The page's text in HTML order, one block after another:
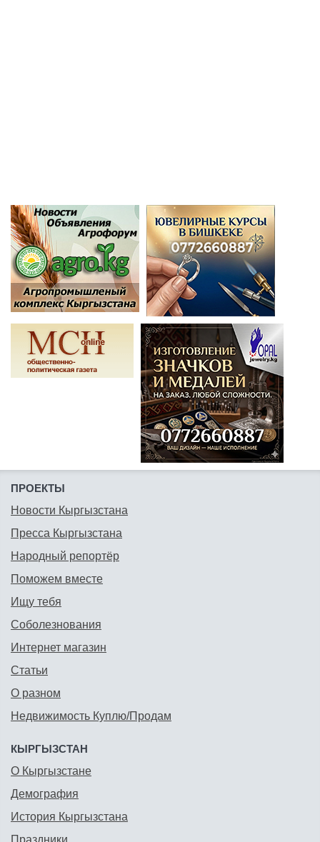
ПРОЕКТЫ
Новости Кыргызстана
Пресса Кыргызстана
Народный репортёр
Поможем вместе
Ищу тебя
Соболезнования
Интернет магазин
Статьи
О разном
Недвижимость Куплю/Продам
КЫРГЫЗСТАН
О Кыргызстане
Демография
История Кыргызстана